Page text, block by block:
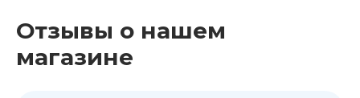
Отзывы о нашем
магазине